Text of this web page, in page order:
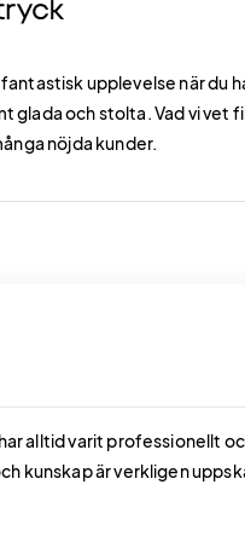
upplevelse när du
glada och stolta. Vad vi vet
nöjda kunder.
alltid varit professionellt
kunskap är verkligen